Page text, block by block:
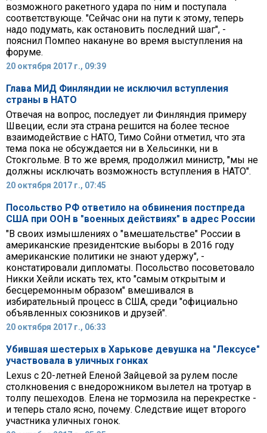
возможного ракетного удара по ним и поступала
соответствующе. "Сейчас они на пути к этому, теперь
надо подумать, как остановить последний шаг", -
пояснил Помпео накануне во время выступления на
форуме.
20 октября 2017 г., 09:39
Глава МИД Финляндии не исключил вступления
страны в НАТО
Отвечая на вопрос, последует ли Финляндия примеру
Швеции, если эта страна решится на более тесное
взаимодействие с НАТО, Тимо Сойни отметил, что эта
тема пока не обсуждается ни в Хельсинки, ни в
Стокгольме. В то же время, продолжил министр, "мы не
должны исключать возможность вступления в НАТО".
20 октября 2017 г., 07:45
Посольство РФ ответило на обвинения постпреда
США при ООН в "военных действиях" в адрес России
"В своих измышлениях о "вмешательстве" России в
американские президентские выборы в 2016 году
американские политики не знают удержу", -
констатировали дипломаты. Посольство посоветовало
Никки Хейли искать тех, кто "самым открытым и
бесцеремонным образом" вмешивался в
избирательный процесс в США, среди "официально
объявленных союзников и друзей".
20 октября 2017 г., 06:33
Убившая шестерых в Харькове девушка на "Лексусе"
участвовала в уличных гонках
Lexus с 20-летней Еленой Зайцевой за рулем после
столкновения с внедорожником вылетел на тротуар в
толпу пешеходов. Елена не тормозила на перекрестке -
и теперь стало ясно, почему. Следствие ищет второго
участника уличных гонок.